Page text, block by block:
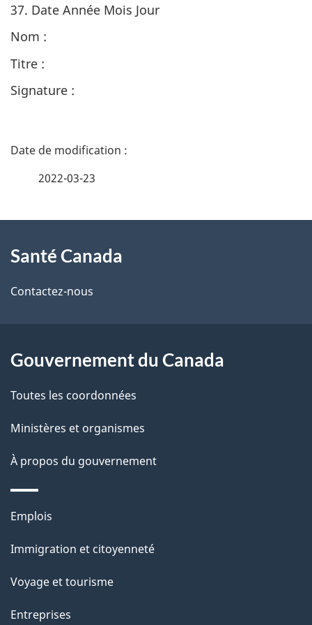
37. Date Année Mois Jour
Nom :
Titre :
Signature :
D
i
l
d
e
p
a
2022-03-23
propos
de
site
Santé Canada
Contactez-nous
Gouvernement du Canada
Toutes les coordonnées
Ministères et organismes
À propos du gouvernement
Thèmes
sujets
Emplois
Immigration et citoyenneté
Voyage et tourisme
Entreprises